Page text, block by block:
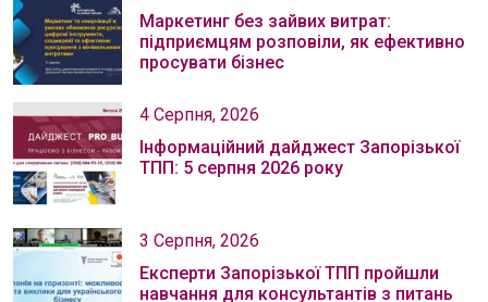
Маркетинг без зайвих витрат:
підприємцям розповіли, як ефективно
просувати бізнес
4 Серпня, 2026
Інформаційний дайджест Запорізької
ТПП: 5 серпня 2026 року
3 Серпня, 2026
Експерти Запорізької ТПП пройшли
навчання для консультантів з питань